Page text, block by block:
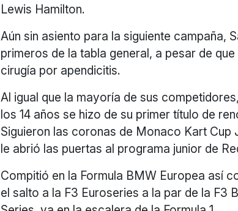
Lewis Hamilton.
Aún sin asiento para la siguiente campaña,
primeros de la tabla general, a pesar de
cirugía por apendicitis.
Al igual que la mayoría de sus
los 14 años se hizo de su primer título de
Siguieron las coronas de Monaco Kart Cup
le abrió las puertas al programa junior de
Compitió en la Formula BMW Europea así
el salto a la F3 Euroseries a la par de la F3